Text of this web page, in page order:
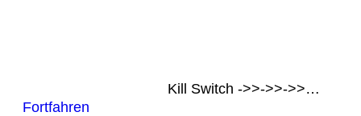
Kill Switch ->>->>->>…
Fortfahren